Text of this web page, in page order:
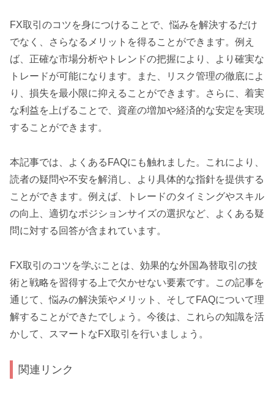
FX取引のコツを身につけることで、悩みを解決するだけ
でなく、さらなるメリットを得ることができます。例え
ば、正確な市場分析やトレンドの把握により、より確実な
トレードが可能になります。また、リスク管理の徹底によ
り、損失を最小限に抑えることができます。さらに、着実
な利益を上げることで、資産の増加や経済的な安定を実現
することができます。
本記事では、よくあるFAQにも触れました。これにより、
読者の疑問や不安を解消し、より具体的な指針を提供する
ことができます。例えば、トレードのタイミングやスキル
の向上、適切なポジションサイズの選択など、よくある疑
問に対する回答が含まれています。
FX取引のコツを学ぶことは、効果的な外国為替取引の技
術と戦略を習得する上で欠かせない要素です。この記事を
通じて、悩みの解決策やメリット、そしてFAQについて理
解することができたでしょう。今後は、これらの知識を活
かして、スマートなFX取引を行いましょう。
関連リンク